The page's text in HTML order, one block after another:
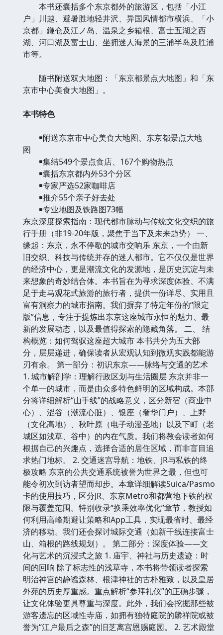
本书还囊括多个东京都外的旅游区，包括「小江
户」川越、避暑胜地轻井沢、异国风情都市横浜、「小
京都」鎌仓及江ノ岛、温泉之乡箱根、富士五湖之西
湖、河口湖及富士山、坐拥迷人海景的三浦半岛及胜浦
市等。
随书附送双大地图：「东京都景点大地图」和「东
京市中心美食大地图」。
本书特色
￭附送东京市中心美食大地图、东京都景点大地
图
￭集结549个景点食店、167个购物热点
￭囊括东京都内外53个分区
￭专家严选52家咖啡店
￭推介55个亲子好去处
￭专业地图及铁路图73幅
东京深度探索指南：现代都市脉动与传统文化交织的旅
行手册（非19-20年版，聚焦于当下及未来趋势） 一、
缘起：东京，永不停歇的城市交响乐 东京，一个由新
旧交织、科技与传统并存的迷人都市。它不仅仅是世界
的经济中心，更是潮流文化的发源地，是历史沉淀与未
来想象的奇妙结合体。本书旨在为寻求深度体验、不满
足于走马观花式旅游的旅行者，提供一份详尽、实用且
富有洞察力的城市指南。我们摒弃了特定年份的“限定
版”信息，专注于提炼出东京这座城市永恒的魅力、最
新的发展动态，以及最值得探索的隐藏角落。 二、 结
构概览：如何驾驭这座超大城市 本书共分为五大部
分，层层递进，确保读者从宏观认知到微观实践都能游
刃有余。 第一部分：初识东京——脉络与交通的艺术
1. 城市解剖学：理解行政区划与生活圈层 东京并非一
个单一的城市，而是由众多特色鲜明的区域构成。本部
分将详细解析“山手线”的战略意义，区分新宿（商业中
心）、涩谷（潮流心脏）、银座（奢华门户）、上野
（文化高地）、秋叶原（电子动漫圣地）以及下町（老
城区如浅草、谷中）的内在气质。我们将教会读者如何
根据自己的兴趣点，选择合适的居住区域，而非盲目追
求热门地标。 2. 交通迷宫导航：地铁、JR与私铁的终
极攻略 东京的公共交通系统被誉为世界之最，但也可
能令初次到访者望而却步。本章详细解读Suica/Pasmo
卡的使用技巧，区分JR、东京Metro和都营地下铁的权
限与覆盖范围。特别收录“换乘效率优化”章节，教授如
何利用高峰期避让策略和App工具，实现最省时、最经
济的移动。我们还会探讨城际交通（如新干线连接富士
山、箱根的路线规划）。 第二部分：深度体验——文
化与艺术的沉浸式之旅 1. 庙宇、神社与历史遗迹：时
间的回响 除了标志性的浅草寺，本书将带领读者探索
明治神宫的静谧森林、根津神社的古朴雅致，以及皇居
外苑的历史厚重感。重点解析“参拜礼仪”的正确步骤，
让文化体验更具尊重与深度。此外，我们会挖掘那些被
游客遗忘的区域性寺庙，如拥有独特庭院的麟祥院或被
誉为“江户最后之森”的旧芝离宫恩赐庭园。 2. 艺术殿堂